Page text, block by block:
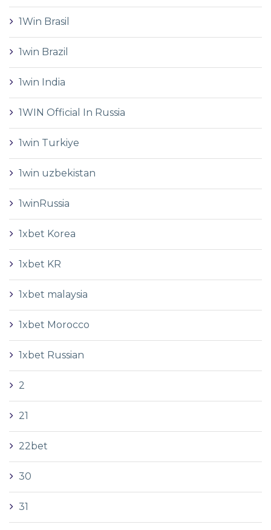
1Win Brasil
1win Brazil
1win India
1WIN Official In Russia
1win Turkiye
1win uzbekistan
1winRussia
1xbet Korea
1xbet KR
1xbet malaysia
1xbet Morocco
1xbet Russian
2
21
22bet
30
31